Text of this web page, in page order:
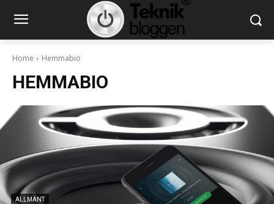
Home Hemmabio
HEMMABIO
ALLMÄNT